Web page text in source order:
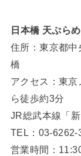
日本橋 天ぷら
住所：東京都
橋
アクセス：東
ら徒歩約3分
JR総武本線「
TEL：03-6262-
営業時間：